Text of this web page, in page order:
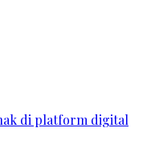
di platform digital